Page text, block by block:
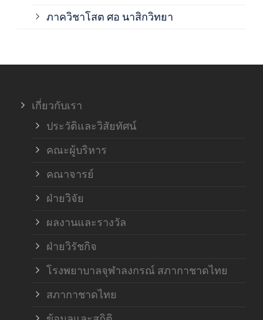
ภาควิชาโสต ศอ นาสิกวิทยา
เกี่ยวกับเรา
ประวัติและวิสัยทัศน์
คณะผู้บริหาร
คณาจารย์
ฝ่ายวิจัย
ผลงานและรางวัล
ฝ่ายวิรัชกิจ
โรงพยาบาลจุฬาลงกรณ์ สภากาชาดไทย
สภากาชาดไทย